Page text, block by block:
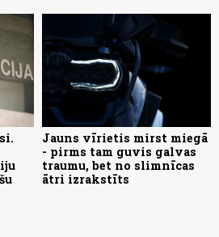
Jauns vīrietis mirst miegā
- pirms tam guvis galvas
traumu, bet no slimnīcas
ātri izrakstīts